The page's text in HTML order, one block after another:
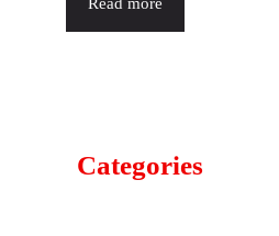
Categories